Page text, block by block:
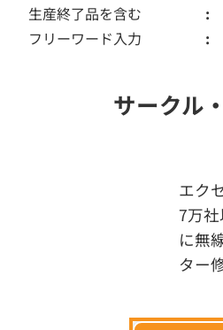
生産終了品を含む
フリーワード入力
サークル
エク
7万
に無
ター